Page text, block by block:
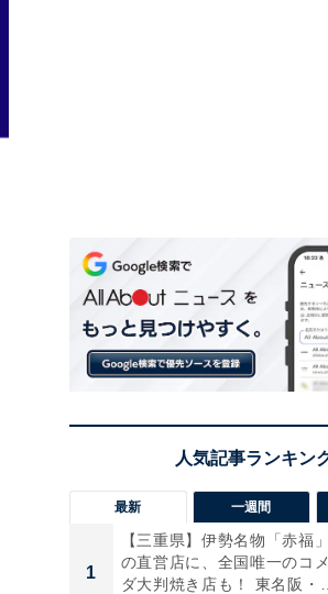
最新 一週間
1
【三重県】伊勢名物「赤福」
の直営店に、全国唯一のコメ
ダ大判焼き店も！ 東名阪・